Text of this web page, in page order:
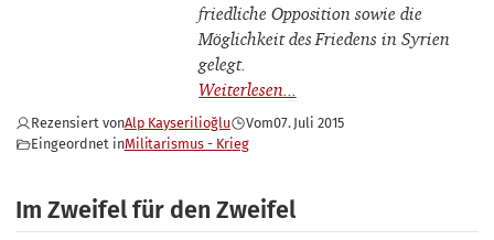
friedliche Opposition sowie die
Möglichkeit des Friedens in Syrien
gelegt.
Rezensiert vonAlp Kayserilioğlu Vom07. Juli 2015
Eingeordnet inMilitarismus - Krieg
Im Zweifel für den Zweifel